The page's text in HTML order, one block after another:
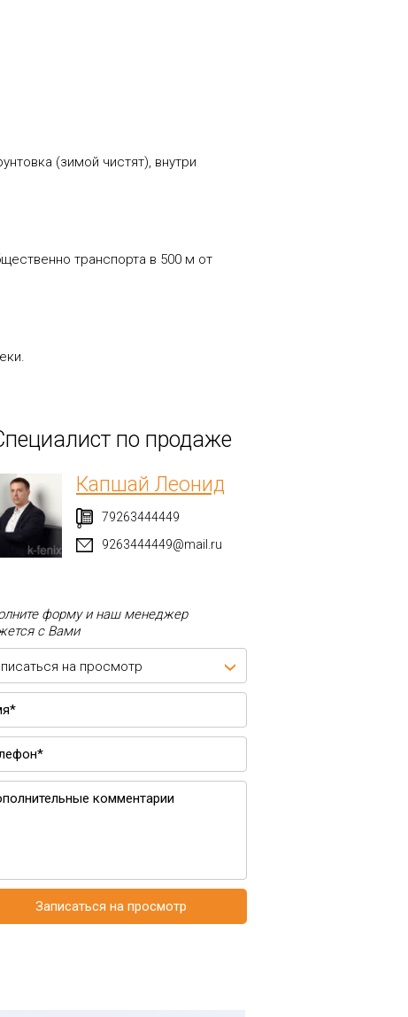
(зимой чистят), внутри
транспорта в 500 м от
по продаже
Капшай Леонид
79263444449
9263444449@mail.ru
форму и наш менеджер
с Вами
на просмотр
Записаться на просмотр